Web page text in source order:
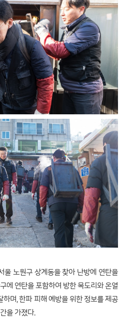
울 노원구 상계동을 찾아 난방에 연탄을
에 연탄을 포함하여 방한 목도리와 온열
하며, 한파 피해 예방을 위한 정보를 제공
을 가졌다.